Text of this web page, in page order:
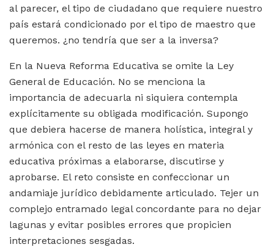
al parecer, el tipo de ciudadano que requiere nuestro
país estará condicionado por el tipo de maestro que
queremos. ¿no tendría que ser a la inversa?
En la Nueva Reforma Educativa se omite la Ley
General de Educación. No se menciona la
importancia de adecuarla ni siquiera contempla
explícitamente su obligada modificación. Supongo
que debiera hacerse de manera holística, integral y
armónica con el resto de las leyes en materia
educativa próximas a elaborarse, discutirse y
aprobarse. El reto consiste en confeccionar un
andamiaje jurídico debidamente articulado. Tejer un
complejo entramado legal concordante para no dejar
lagunas y evitar posibles errores que propicien
interpretaciones sesgadas.